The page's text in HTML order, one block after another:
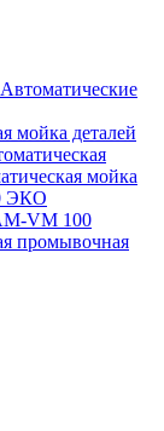
Автоматические
мойка деталей
мойка
ЭКО
VM 100
промывочная